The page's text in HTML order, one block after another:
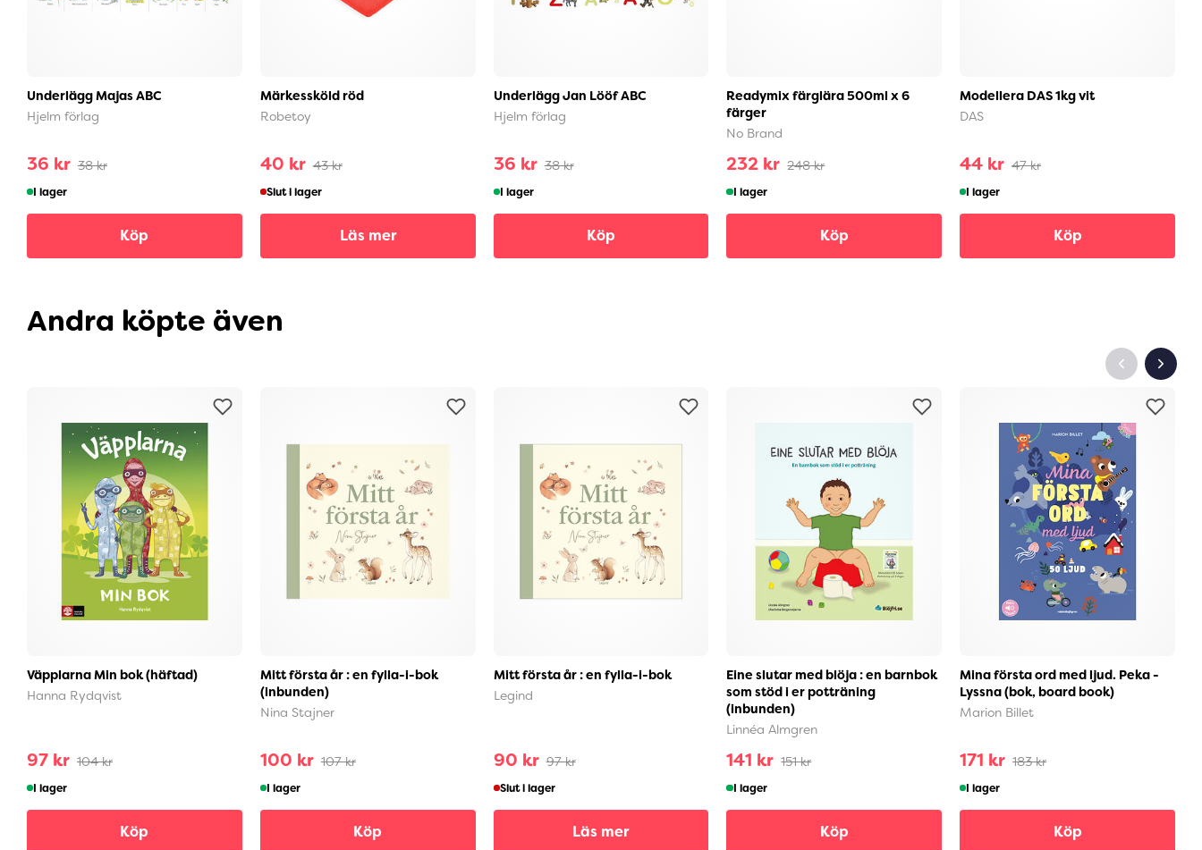
Underlägg Majas ABC
Hjelm förlag
36 kr 38 kr
I lager
Köp
Märkessköld röd
Robetoy
40 kr 43 kr
Slut i lager
Läs mer
Underlägg Jan Lööf ABC
Hjelm förlag
36 kr 38 kr
I lager
Köp
Readymix färglära 500ml x 6
färger
No Brand
232 kr 248 kr
I lager
Köp
Modellera DAS 1kg vit
DAS
44 kr 47 kr
I lager
Köp
Andra köpte även
Väpplarna Min bok (häftad)
Hanna Rydqvist
97 kr 104 kr
I lager
Köp
Mitt första år : en fylla-i-bok
(inbunden)
Nina Stajner
100 kr 107 kr
I lager
Köp
Mitt första år : en fylla-i-bok
Legind
90 kr 97 kr
Slut i lager
Läs mer
Eine slutar med blöja : en barnbok
som stöd i er potträning
(inbunden)
Linnéa Almgren
141 kr 151 kr
I lager
Köp
Mina första ord med ljud. Peka -
Lyssna (bok, board book)
Marion Billet
171 kr 183 kr
I lager
Köp